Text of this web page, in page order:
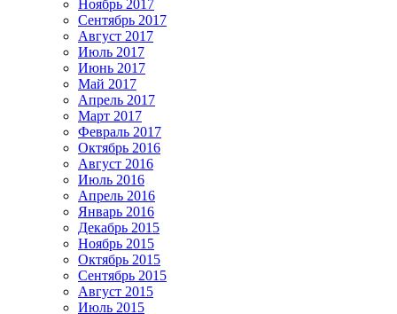
Ноябрь 2017
Сентябрь 2017
Август 2017
Июль 2017
Июнь 2017
Май 2017
Апрель 2017
Март 2017
Февраль 2017
Октябрь 2016
Август 2016
Июль 2016
Апрель 2016
Январь 2016
Декабрь 2015
Ноябрь 2015
Октябрь 2015
Сентябрь 2015
Август 2015
Июль 2015